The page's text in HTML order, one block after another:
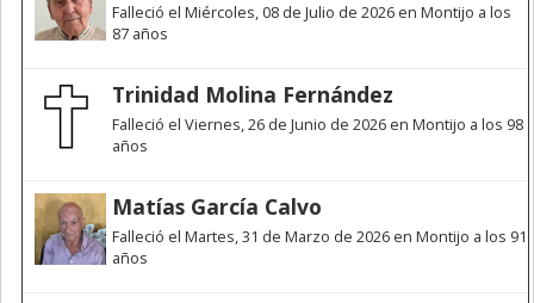
Falleció el Miércoles, 08 de Julio de 2026 en Montijo a los
87 años
Trinidad Molina Fernández
Falleció el Viernes, 26 de Junio de 2026 en Montijo a los 98
años
Matías García Calvo
Falleció el Martes, 31 de Marzo de 2026 en Montijo a los 91
años